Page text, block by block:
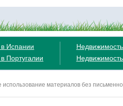
Испании
Португалии
материалов без